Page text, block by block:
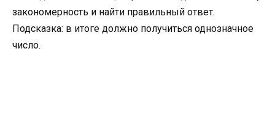
закономерность и найти правильный ответ.
Подсказка: в итоге должно получиться однозначное
число.